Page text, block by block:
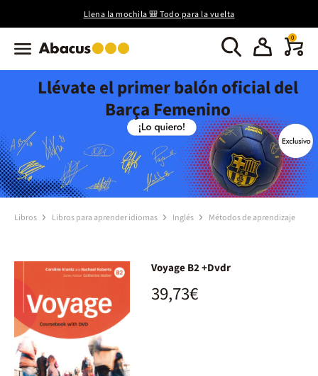
Llena la mochila 🎒 Todo para la vuelta
0
Llévate el primer balón oficial del
Barça Femenino
Libros Libros para aprender idiomas Inglés Métodos de aprendizaje
Voyage B2 +Dvdr
39,73€